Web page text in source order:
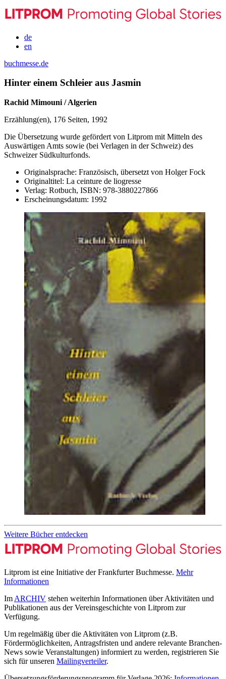
de
en
buchmesse.de
Hinter einem Schleier aus Jasmin
Rachid Mimouni / Algerien
Erzählung(en), 176 Seiten, 1992
Die Übersetzung wurde gefördert von Litprom mit Mitteln des
Auswärtigen Amts sowie (bei Verlagen in der Schweiz) des
Schweizer Südkulturfonds.
Originalsprache: Französisch, übersetzt von Holger Fock
Originaltitel: La ceinture de liogresse
Verlag: Rotbuch, ISBN: 978-3880227866
Erscheinungsdatum: 1992
Weitere Bücher entdecken
Litprom ist eine Initiative der Frankfurter Buchmesse. Mehr
Informationen
Im ARCHIV stehen weiterhin Informationen über Aktivitäten und
Publikationen aus der Vereinsgeschichte von Litprom zur
Verfügung.
Um regelmäßig über die Aktivitäten von Litprom (z.B.
Fördermöglichkeiten, Antragsfristen und andere relevante Branchen-
News sowie Veranstaltungen) informiert zu werden, registrieren Sie
sich für unseren Mailingverteiler.